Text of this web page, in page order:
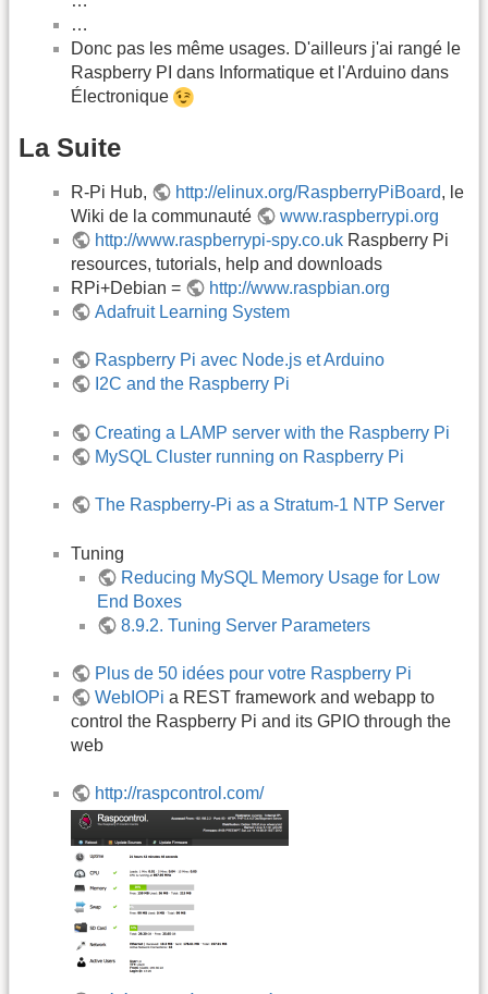
…
Donc pas les même usages. D'ailleurs j'ai rangé le
Raspberry PI dans Informatique et l'Arduino dans
Électronique
La Suite
R-Pi Hub, http://elinux.org/RaspberryPiBoard, le
Wiki de la communauté
www.raspberrypi.org
http://www.raspberrypi-spy.co.uk Raspberry Pi
resources, tutorials, help and downloads
RPi+Debian =
http://www.raspbian.org
Adafruit Learning System
Raspberry Pi avec Node.js et Arduino
I2C and the Raspberry Pi
Creating a LAMP server with the Raspberry Pi
MySQL Cluster running on Raspberry Pi
The Raspberry-Pi as a Stratum-1 NTP Server
Tuning
Reducing MySQL Memory Usage for Low
End Boxes
8.9.2. Tuning Server Parameters
Plus de 50 idées pour votre Raspberry Pi
WebIOPi a REST framework and webapp to
control the Raspberry Pi and its GPIO through the
web
http://raspcontrol.com/